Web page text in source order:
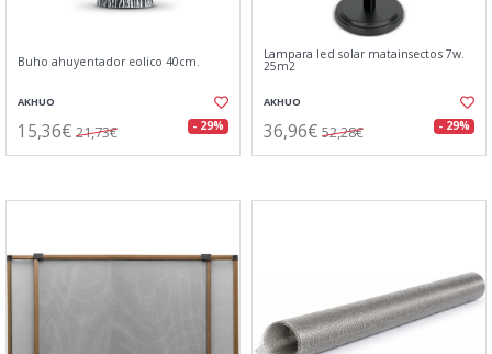
Buho ahuyentador eolico 40cm.
AKHUO
15,36€ 21,73€ - 29%
Lampara led solar matainsectos 7w.
25m2
AKHUO
36,96€ 52,28€ - 29%